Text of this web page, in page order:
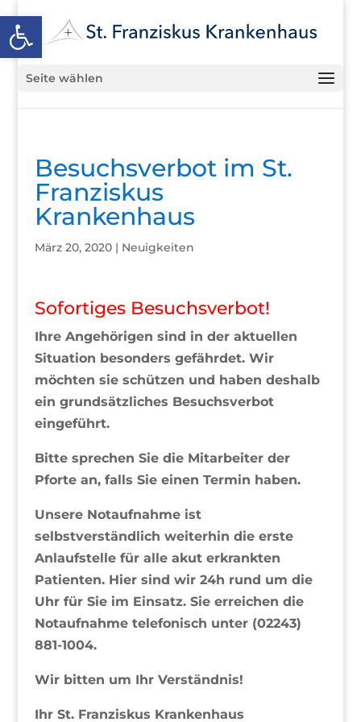
Open toolbar
Seite wählen
Besuchsverbot im St.
Franziskus
Krankenhaus
März 20, 2020| Neuigkeiten
Sofortiges Besuchsverbot!
Ihre Angehörigen sind in der aktuellen
Situation besonders gefährdet. Wir
möchten sie schützen und haben deshalb
ein grundsätzliches Besuchsverbot
eingeführt.
Bitte sprechen Sie die Mitarbeiter der
Pforte an, falls Sie einen Termin haben.
Unsere Notaufnahme ist
selbstverständlich weiterhin die erste
Anlaufstelle für alle akut erkrankten
Patienten. Hier sind wir 24h rund um die
Uhr für Sie im Einsatz. Sie erreichen die
Notaufnahme telefonisch unter (02243)
881-1004.
Wir bitten um Ihr Verständnis!
Ihr St. Franziskus Krankenhaus